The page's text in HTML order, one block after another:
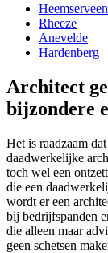
Heemserveen
Rheeze
Anevelde
Hardenberg
Architect
bijzondere
Het is raadzaam
daadwerkelijke
toch wel een
die een
wordt er een
bij bedrijfspanden
die alleen maar
geen schetsen